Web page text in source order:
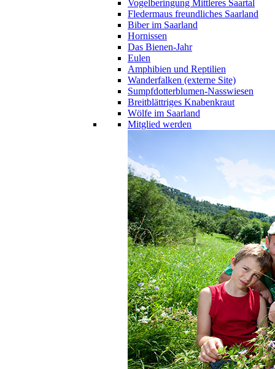
Vogelberingung Mittleres Saartal
Fledermaus freundliches Saarland
Biber im Saarland
Hornissen
Das Bienen-Jahr
Eulen
Amphibien und Reptilien
Wanderfalken (externe Site)
Sumpfdotterblumen-Nasswiesen
Breitblättriges Knabenkraut
Wölfe im Saarland
Mitglied werden